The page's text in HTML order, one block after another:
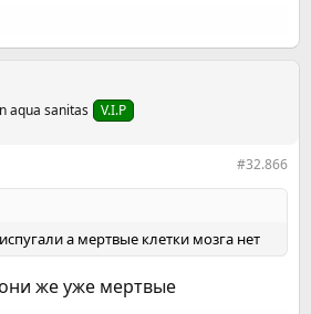
aqua sanitas V.I.P
#32.866
а мертвые клетки мозга нет
же уже мертвые